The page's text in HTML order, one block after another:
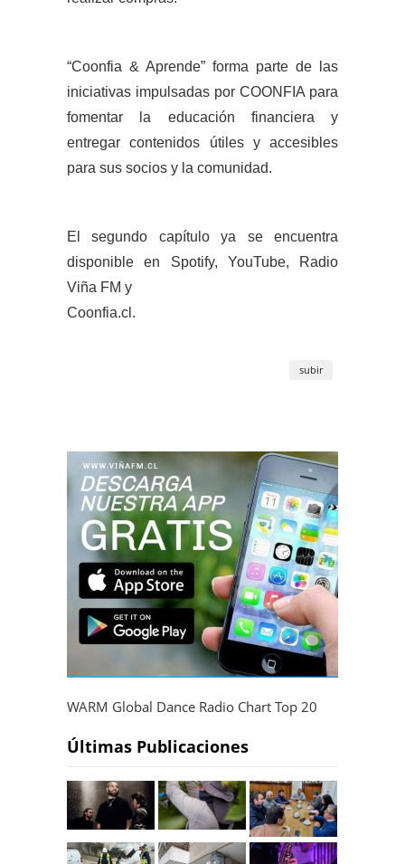
“Coonfia & Aprende” forma parte de las
iniciativas impulsadas por COONFIA para
fomentar la educación financiera y
entregar contenidos útiles y accesibles
para sus socios y la comunidad.
El segundo capítulo ya se encuentra
disponible en Spotify, YouTube, Radio
Viña FM y
Coonfia.cl.
subir
WARM Global Dance Radio Chart Top 20
Últimas Publicaciones